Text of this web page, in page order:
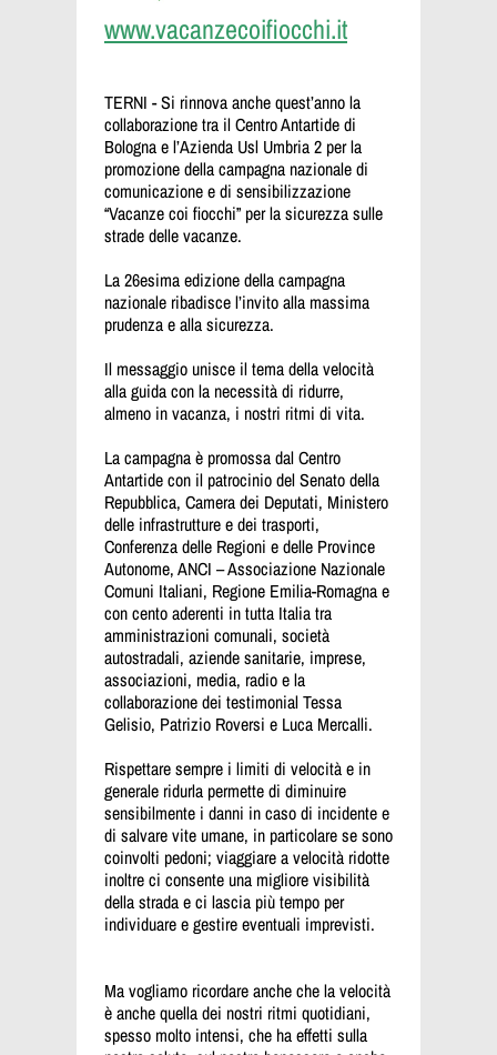
www.vacanzecoifiocchi.it
TERNI - Si rinnova anche quest’anno la
collaborazione tra il Centro Antartide di
Bologna e l’Azienda Usl Umbria 2 per la
promozione della campagna nazionale di
comunicazione e di sensibilizzazione
“Vacanze coi fiocchi” per la sicurezza sulle
strade delle vacanze.
La 26esima edizione della campagna
nazionale ribadisce l’invito alla massima
prudenza e alla sicurezza.
Il messaggio unisce il tema della velocità
alla guida con la necessità di ridurre,
almeno in vacanza, i nostri ritmi di vita.
La campagna è promossa dal Centro
Antartide con il patrocinio del Senato della
Repubblica, Camera dei Deputati, Ministero
delle infrastrutture e dei trasporti,
Conferenza delle Regioni e delle Province
Autonome, ANCI – Associazione Nazionale
Comuni Italiani, Regione Emilia-Romagna e
con cento aderenti in tutta Italia tra
amministrazioni comunali, società
autostradali, aziende sanitarie, imprese,
associazioni, media, radio e la
collaborazione dei testimonial Tessa
Gelisio, Patrizio Roversi e Luca Mercalli.
Rispettare sempre i limiti di velocità e in
generale ridurla permette di diminuire
sensibilmente i danni in caso di incidente e
di salvare vite umane, in particolare se sono
coinvolti pedoni; viaggiare a velocità ridotte
inoltre ci consente una migliore visibilità
della strada e ci lascia più tempo per
individuare e gestire eventuali imprevisti.
Ma vogliamo ricordare anche che la velocità
è anche quella dei nostri ritmi quotidiani,
spesso molto intensi, che ha effetti sulla